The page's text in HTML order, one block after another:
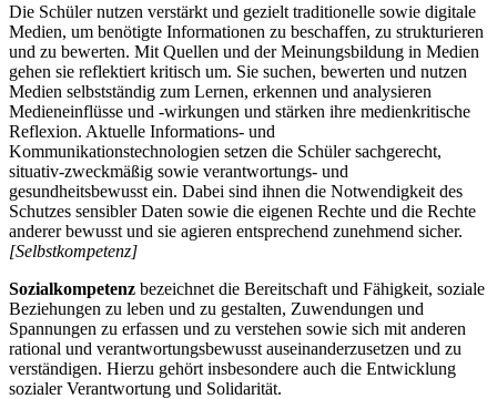
Die Schüler nutzen verstärkt und gezielt traditionelle sowie digitale
Medien, um benötigte Informationen zu beschaffen, zu strukturieren
und zu bewerten. Mit Quellen und der Meinungsbildung in Medien
gehen sie reflektiert kritisch um. Sie suchen, bewerten und nutzen
Medien selbstständig zum Lernen, erkennen und analysieren
Medieneinflüsse und -wirkungen und stärken ihre medienkritische
Reflexion. Aktuelle Informations- und
Kommunikationstechnologien setzen die Schüler sachgerecht,
situativ-zweckmäßig sowie verantwortungs- und
gesundheitsbewusst ein. Dabei sind ihnen die Notwendigkeit des
Schutzes sensibler Daten sowie die eigenen Rechte und die Rechte
anderer bewusst und sie agieren entsprechend zunehmend sicher.
[Selbstkompetenz]
Sozialkompetenz bezeichnet die Bereitschaft und Fähigkeit, soziale
Beziehungen zu leben und zu gestalten, Zuwendungen und
Spannungen zu erfassen und zu verstehen sowie sich mit anderen
rational und verantwortungsbewusst auseinanderzusetzen und zu
verständigen. Hierzu gehört insbesondere auch die Entwicklung
sozialer Verantwortung und Solidarität.